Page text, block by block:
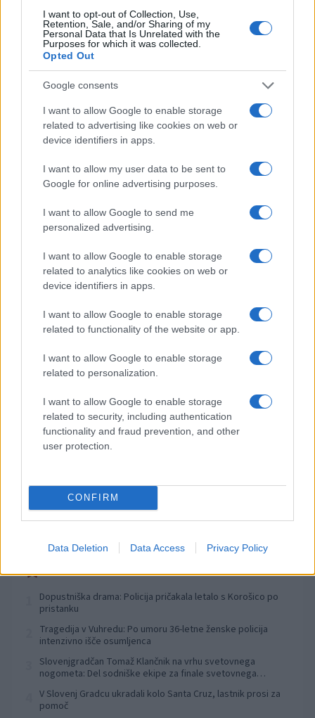
I want to opt-out of Collection, Use,
Retention, Sale, and/or Sharing of my
Personal Data that Is Unrelated with the
Purposes for which it was collected.
Opted Out
Google consents
I want to allow Google to enable storage
related to advertising like cookies on web or
device identifiers in apps.
I want to allow my user data to be sent to
Google for online advertising purposes.
I want to allow Google to send me
personalized advertising.
I want to allow Google to enable storage
related to analytics like cookies on web or
device identifiers in apps.
I want to allow Google to enable storage
related to functionality of the website or app.
I want to allow Google to enable storage
related to personalization.
I want to allow Google to enable storage
related to security, including authentication
functionality and fraud prevention, and other
user protection.
CONFIRM
Data Deletion Data Access Privacy Policy
Več iz kategorije Novice
Zaradi vremena se današnja
otvoritev Vuzeniških dni seli v
lastniki ostali brez orodja in
modema
Od 11. avgusta popolna zapora
ceste Falorn–Sv. Primož
Izklop elektrike: 424. Nadzorništvo Vuzenica - Območje Orlice
Izklop elektrike: 421. Nadzorništvo Ravne - Območje Podkraj
Izklop elektrike: 423. Nadzorništvo Vuzenica - Območje Mute
pred 11 urami
Izklop elektrike: 420. Nadzorništvo Vuzenica - Območje
Spodnja Vižinga, Vas, Št. Janž nad Radljami, Suhi Vrh, Dobrava
⚡Izklop elektrike: 422. Nadzorništvo Vuzenica - Območje
pred 11 urami
Preberite tudi
Dopustniška drama: Policija pričakala letalo s Korošico po
pristanku
Tragedija v Vuhredu: Po umoru 36-letne ženske policija
intenzivno išče osumljenca
Slovenjgradčan Tomaž Klančnik na vrhu svetovnega
nogometa: Del sodniške ekipe za finale svetovnega
V Slovenj Gradcu ukradali kolo Santa Cruz, lastnik prosi za
pomoč